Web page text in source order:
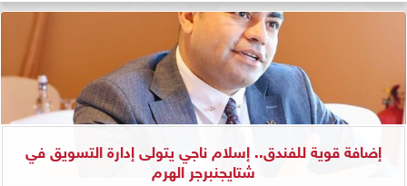
إضافة قوية للفندق.. إسلام ناجي يتولى إدارة التسويق في
شتايجنبرجر الهرم